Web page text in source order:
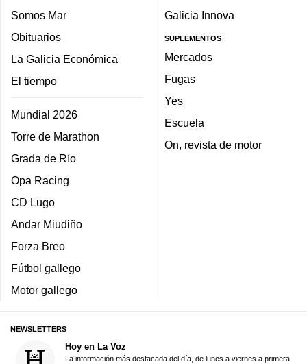
Somos Mar
Obituarios
La Galicia Económica
El tiempo
Mundial 2026
Torre de Marathon
Grada de Río
Opa Racing
CD Lugo
Andar Miudiño
Forza Breo
Fútbol gallego
Motor gallego
Galicia Innova
SUPLEMENTOS
Mercados
Fugas
Yes
Escuela
On, revista de motor
NEWSLETTERS
Hoy en La Voz
La información más destacada del día, de lunes a viernes a primera